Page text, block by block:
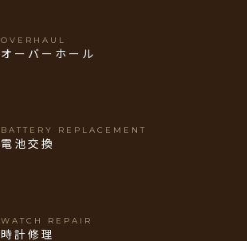
OVERHAUL
オーバーホール
BATTERY REPLACEMENT
電池交換
WATCH REPAIR
時計修理